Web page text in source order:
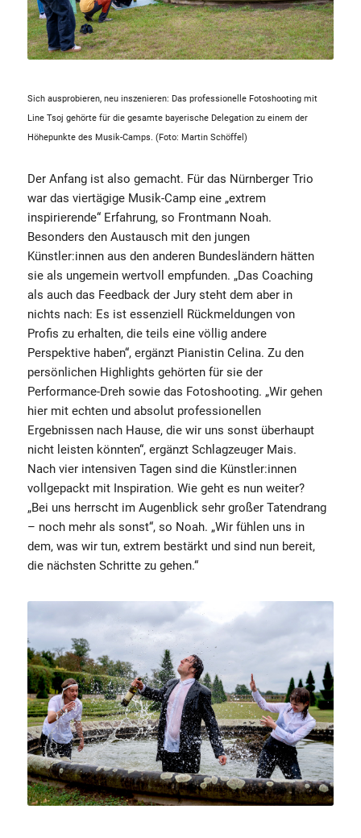
Sich ausprobieren, neu inszenieren: Das professionelle Fotoshooting mit
Line Tsoj gehörte für die gesamte bayerische Delegation zu einem der
Höhepunkte des Musik-Camps. (Foto: Martin Schöffel)
Der Anfang ist also gemacht. Für das Nürnberger Trio
war das viertägige Musik-Camp eine „extrem
inspirierende“ Erfahrung, so Frontmann Noah.
Besonders den Austausch mit den jungen
Künstler:innen aus den anderen Bundesländern hätten
sie als ungemein wertvoll empfunden. „Das Coaching
als auch das Feedback der Jury steht dem aber in
nichts nach: Es ist essenziell Rückmeldungen von
Profis zu erhalten, die teils eine völlig andere
Perspektive haben“, ergänzt Pianistin Celina. Zu den
persönlichen Highlights gehörten für sie der
Performance-Dreh sowie das Fotoshooting. „Wir gehen
hier mit echten und absolut professionellen
Ergebnissen nach Hause, die wir uns sonst überhaupt
nicht leisten könnten“, ergänzt Schlagzeuger Mais.
Nach vier intensiven Tagen sind die Künstler:innen
vollgepackt mit Inspiration. Wie geht es nun weiter?
„Bei uns herrscht im Augenblick sehr großer Tatendrang
– noch mehr als sonst“, so Noah. „Wir fühlen uns in
dem, was wir tun, extrem bestärkt und sind nun bereit,
die nächsten Schritte zu gehen.“